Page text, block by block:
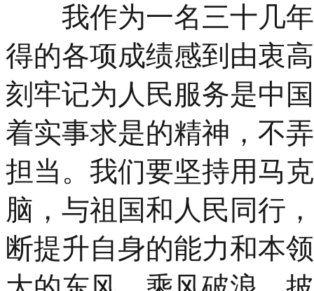
我作为一名三十几年
得的各项成绩感到由衷
刻牢记为人民服务是中
着实事求是的精神，不
担当。我们要坚持用马
脑，与祖国和人民同行
断提升自身的能力和本